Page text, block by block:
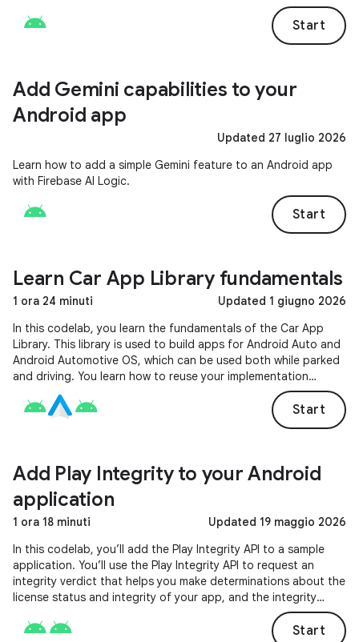
attività da un feed della fotocamera in tempo reale.
Start
Add Gemini capabilities to your
Android app
Updated 27 luglio 2026
Learn how to add a simple Gemini feature to an Android app
with Firebase AI Logic.
Start
Learn Car App Library fundamentals
1 ora 24 minuti
Updated 1 giugno 2026
In this codelab, you learn the fundamentals of the Car App
Library. This library is used to build apps for Android Auto and
Android Automotive OS, which can be used both while parked
and driving. You learn how to reuse your implementation
across both platforms and have it handle the hard stuff, like
different screen configurations and input methods.
Start
Add Play Integrity to your Android
application
1 ora 18 minuti
Updated 19 maggio 2026
In this codelab, you’ll add the Play Integrity API to a sample
application. You’ll use the Play Integrity API to request an
integrity verdict that helps you make determinations about the
license status and integrity of your app, and the integrity
Start